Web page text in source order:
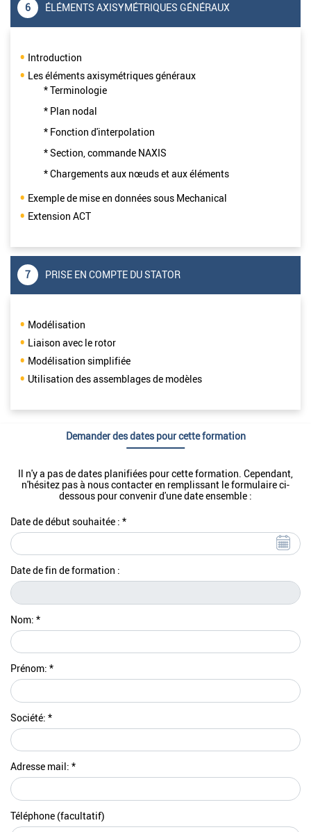
6 ÉLÉMENTS AXISYMÉTRIQUES GÉNÉRAUX
Introduction
Les éléments axisymétriques généraux
* Terminologie
* Plan nodal
* Fonction d'interpolation
* Section, commande NAXIS
* Chargements aux nœuds et aux éléments
Exemple de mise en données sous Mechanical
Extension ACT
7 PRISE EN COMPTE DU STATOR
Modélisation
Liaison avec le rotor
Modélisation simplifiée
Utilisation des assemblages de modèles
Demander des dates pour cette formation
Il n'y a pas de dates planifiées pour cette formation. Cependant,
n'hésitez pas à nous contacter en remplissant le formulaire ci-
dessous pour convenir d'une date ensemble :
Date de début souhaitée : *
Date de fin de formation :
Nom: *
Prénom: *
Société: *
Adresse mail: *
Téléphone (facultatif)